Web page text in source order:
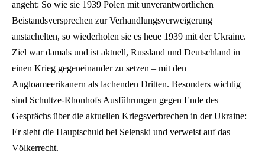
angeht: So wie sie 1939 Polen mit unverantwortlichen
Beistandsversprechen zur Verhandlungsverweigerung
anstachelten, so wiederholen sie es heue 1939 mit der Ukraine.
Ziel war damals und ist aktuell, Russland und Deutschland in
einen Krieg gegeneinander zu setzen – mit den
Angloameerikanern als lachenden Dritten. Besonders wichtig
sind Schultze-Rhonhofs Ausführungen gegen Ende des
Gesprächs über die aktuellen Kriegsverbrechen in der Ukraine:
Er sieht die Hauptschuld bei Selenski und verweist auf das
Völkerrecht.